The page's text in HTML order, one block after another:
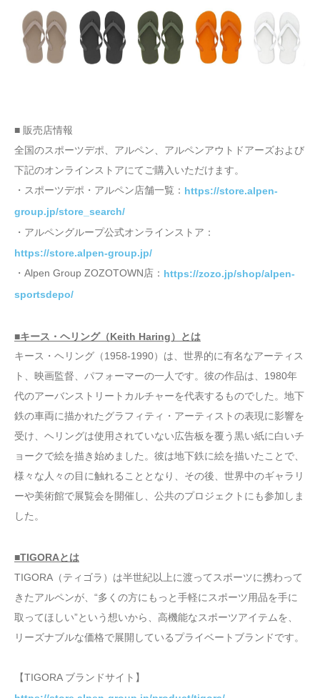
■ 販売店情報
全国のスポーツデポ、アルペン、アルペンアウトドアーズおよび
下記のオンラインストアにてご購入いただけます。
・スポーツデポ・アルペン店舗一覧： https://store.alpen-
group.jp/store_search/
・アルペングループ公式オンラインストア：
https://store.alpen-group.jp/
・Alpen Group ZOZOTOWN店： https://zozo.jp/shop/alpen-
sportsdepo/
■キース・ヘリング（Keith Haring）とは
キース・ヘリング（1958-1990）は、世界的に有名なアーティス
ト、映画監督、パフォーマーの一人です。彼の作品は、1980年
代のアーバンストリートカルチャーを代表するものでした。地下
鉄の車両に描かれたグラフィティ・アーティストの表現に影響を
受け、ヘリングは使用されていない広告板を覆う黒い紙に白いチ
ョークで絵を描き始めました。彼は地下鉄に絵を描いたことで、
様々な人々の目に触れることとなり、その後、世界中のギャラリ
ーや美術館で展覧会を開催し、公共のプロジェクトにも参加しま
した。
■TIGORAとは
TIGORA（ティゴラ）は半世紀以上に渡ってスポーツに携わって
きたアルペンが、“多くの方にもっと手軽にスポーツ用品を手に
取ってほしい”という想いから、高機能なスポーツアイテムを、
リーズナブルな価格で展開しているプライベートブランドです。
【TIGORA ブランドサイト】